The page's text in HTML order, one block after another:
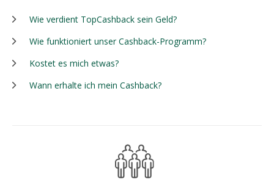
Wie verdient TopCashback sein Geld?
Wie funktioniert unser Cashback-Programm?
Kostet es mich etwas?
Wann erhalte ich mein Cashback?